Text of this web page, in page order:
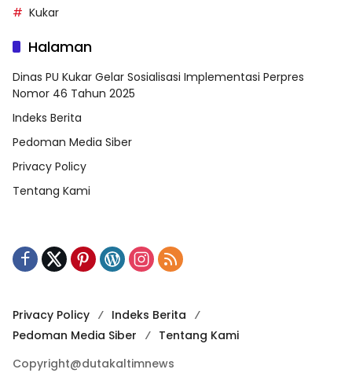
Kukar
Halaman
Dinas PU Kukar Gelar Sosialisasi Implementasi Perpres
Nomor 46 Tahun 2025
Indeks Berita
Pedoman Media Siber
Privacy Policy
Tentang Kami
Privacy Policy
Indeks Berita
Pedoman Media Siber
Tentang Kami
Copyright@dutakaltimnews